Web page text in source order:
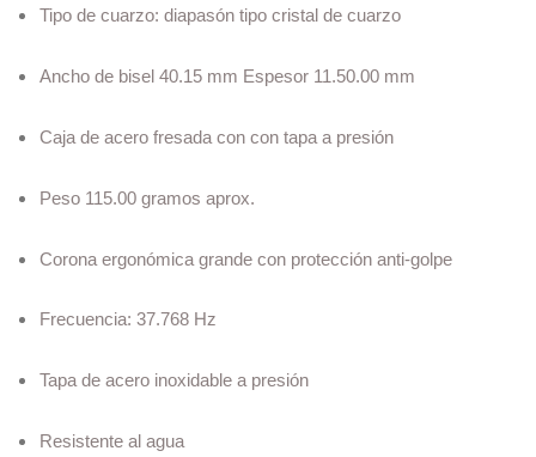
Tipo de cuarzo: diapasón tipo cristal de cuarzo
Ancho de bisel 40.15 mm Espesor 11.50.00 mm
Caja de acero fresada con con tapa a presión
Peso 115.00 gramos aprox.
Corona ergonómica grande con protección anti-golpe
Frecuencia: 37.768 Hz
Tapa de acero inoxidable a presión
Resistente al agua